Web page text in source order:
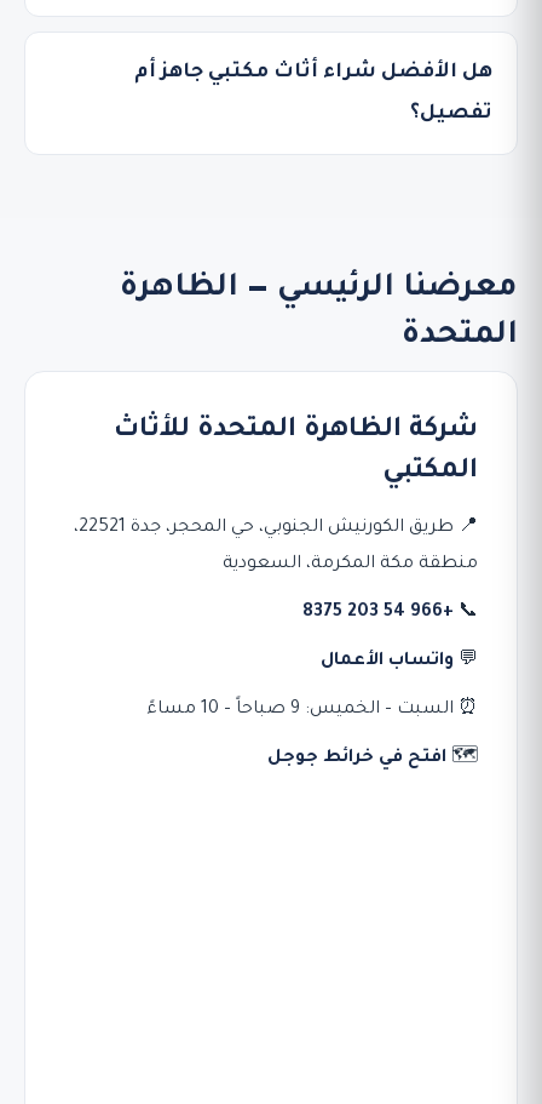
هل الأفضل شراء أثاث مكتبي جاهز أم
تفصيل؟
معرضنا الرئيسي — الظاهرة
المتحدة
شركة الظاهرة المتحدة للأثاث
المكتبي
📍 طريق الكورنيش الجنوبي، حي المحجر، جدة 22521،
منطقة مكة المكرمة، السعودية
📞
+966 54 203 8375
💬 واتساب الأعمال
⏰ السبت – الخميس: 9 صباحاً – 10 مساءً
🗺️ افتح في خرائط جوجل